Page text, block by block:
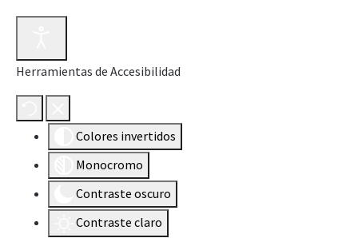
Herramientas de Accesibilidad
Colores invertidos
Monocromo
Contraste oscuro
Contraste claro